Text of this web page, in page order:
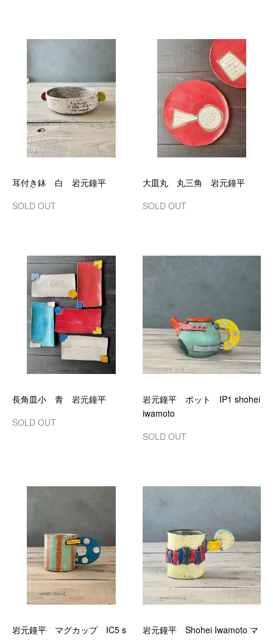
耳付き鉢 白 岩元鐘平
SOLD OUT
大皿丸 丸三角 岩元鐘平
SOLD OUT
長角皿小 青 岩元鐘平
SOLD OUT
岩元鐘平 ポット IP1 shohei
iwamoto
SOLD OUT
岩元鐘平 マグカップ IC5 s
岩元鐘平 Shohei Iwamoto マ